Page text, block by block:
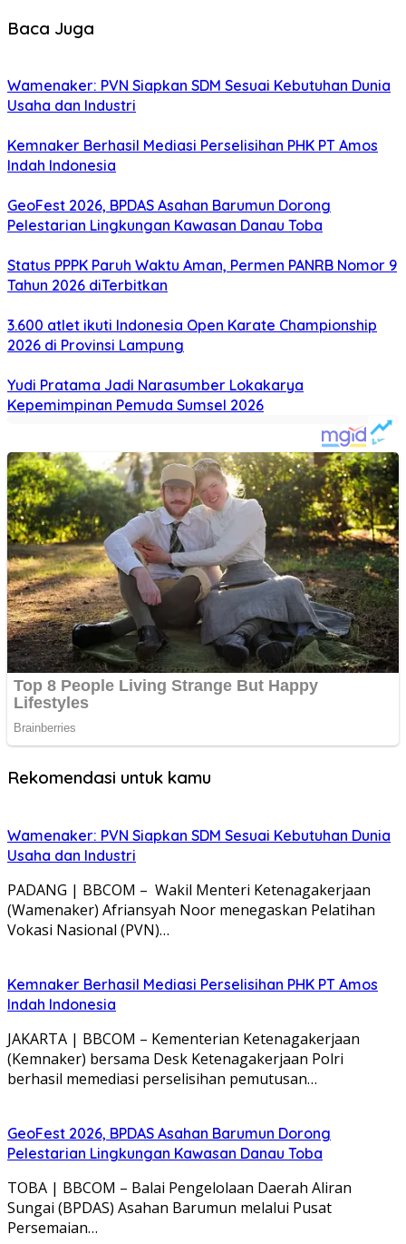
Baca Juga
Wamenaker: PVN Siapkan SDM Sesuai Kebutuhan Dunia
Usaha dan Industri
Kemnaker Berhasil Mediasi Perselisihan PHK PT Amos
Indah Indonesia
GeoFest 2026, BPDAS Asahan Barumun Dorong
Pelestarian Lingkungan Kawasan Danau Toba
Status PPPK Paruh Waktu Aman, Permen PANRB Nomor 9
Tahun 2026 diTerbitkan
3.600 atlet ikuti Indonesia Open Karate Championship
2026 di Provinsi Lampung
Yudi Pratama Jadi Narasumber Lokakarya
Kepemimpinan Pemuda Sumsel 2026
Rekomendasi untuk kamu
Wamenaker: PVN Siapkan SDM Sesuai Kebutuhan Dunia
Usaha dan Industri
PADANG | BBCOM – Wakil Menteri Ketenagakerjaan
(Wamenaker) Afriansyah Noor menegaskan Pelatihan
Vokasi Nasional (PVN)…
Kemnaker Berhasil Mediasi Perselisihan PHK PT Amos
Indah Indonesia
JAKARTA | BBCOM – Kementerian Ketenagakerjaan
(Kemnaker) bersama Desk Ketenagakerjaan Polri
berhasil memediasi perselisihan pemutusan…
GeoFest 2026, BPDAS Asahan Barumun Dorong
Pelestarian Lingkungan Kawasan Danau Toba
TOBA | BBCOM – Balai Pengelolaan Daerah Aliran
Sungai (BPDAS) Asahan Barumun melalui Pusat
Persemaian…